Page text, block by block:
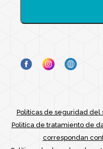
Políticas de seguridad del
Politíca de tratamiento de
correspondan